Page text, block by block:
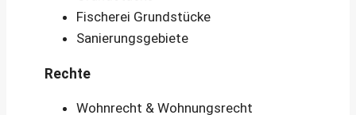
Fischerei Grundstücke
Sanierungsgebiete
Rechte
Wohnrecht & Wohnungsrecht